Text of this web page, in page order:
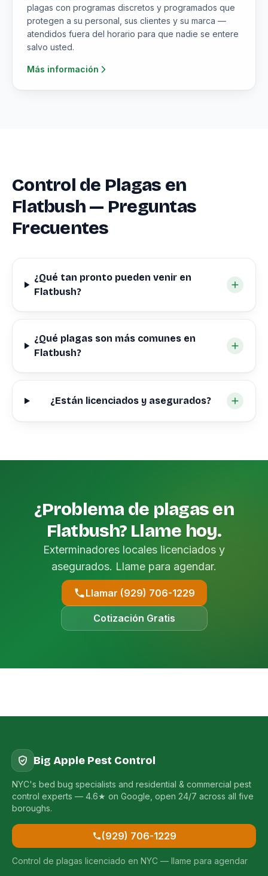
plagas con programas discretos y programados que
protegen a su personal, sus clientes y su marca —
atendidos fuera del horario para que nadie se entere
salvo usted.
Más información
Control de Plagas en
Flatbush — Preguntas
Frecuentes
¿Qué tan pronto pueden venir en
Flatbush?
¿Qué plagas son más comunes en
Flatbush?
¿Están licenciados y asegurados?
¿Problema de plagas en
Flatbush? Llame hoy.
Exterminadores locales licenciados y
asegurados. Llame para agendar.
Llamar (929) 706-1229
Cotización Gratis
Big Apple Pest Control
NYC's bed bug specialists and residential & commercial pest
control experts — 4.6★ on Google, open 24/7 across all five
boroughs.
(929) 706-1229
Control de plagas licenciado en NYC — llame para agendar